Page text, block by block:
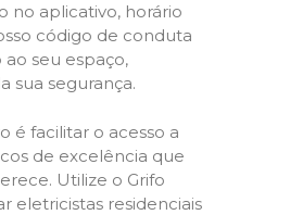
no aplicativo, horário
código de conduta
ao seu espaço,
sua segurança.
é facilitar o acesso a
de excelência que
Utilize o Grifo
eletricistas residenciais